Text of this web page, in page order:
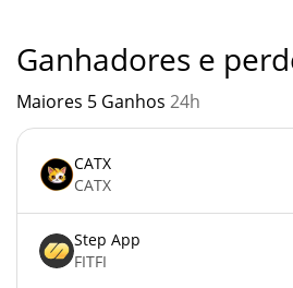
Ganhadores e
Maiores 5 Ganhos 24h
CATX
CATX
Step App
FITFI